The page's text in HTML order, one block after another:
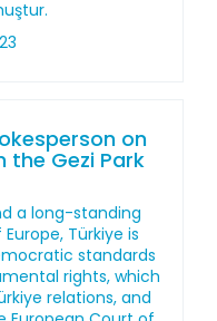
on
the Gezi Park
a long-standing
Türkiye is
standards
rights, which
relations, and